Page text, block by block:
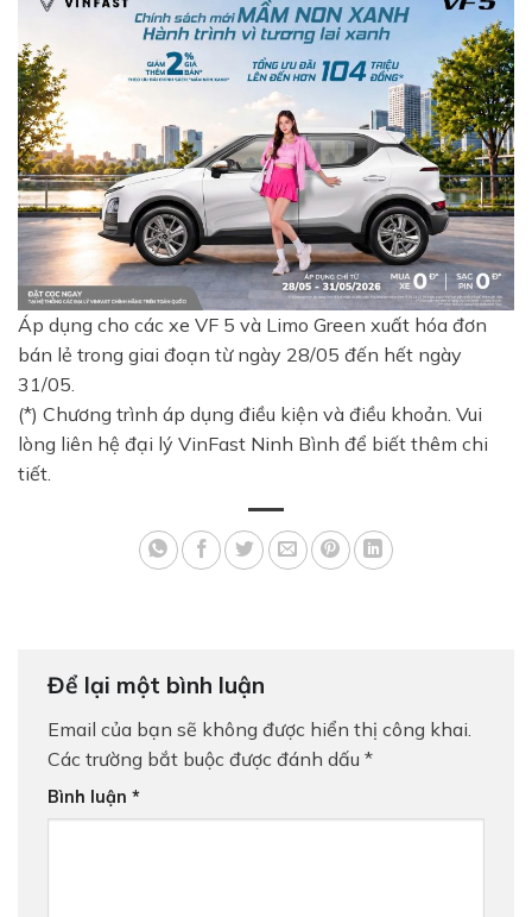
Áp dụng cho các xe VF 5 và Limo Green xuất hóa đơn
bán lẻ trong giai đoạn từ ngày 28/05 đến hết ngày
31/05.
(*) Chương trình áp dụng điều kiện và điều khoản. Vui
lòng liên hệ đại lý VinFast Ninh Bình để biết thêm chi
tiết.
Để lại một bình luận
Email của bạn sẽ không được hiển thị công khai.
Các trường bắt buộc được đánh dấu *
Bình luận *